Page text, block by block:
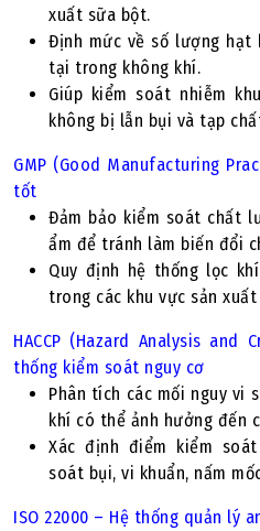
xuất sữa bột.
Định mức về số lượng hạt
tại trong không khí.
Giúp kiểm soát nhiễm
không bị lẫn bụi và tạp
GMP (Good Manufacturing
tốt
Đảm bảo kiểm soát chất
ẩm để tránh làm biến đổi
Quy định hệ thống lọc khí
trong các khu vực sản
HACCP (Hazard Analysis
thống kiểm soát nguy cơ
Phân tích các mối nguy vi
khí có thể ảnh hưởng đến
Xác định điểm kiểm
soát bụi, vi khuẩn, nấm
ISO 22000 – Hệ thống quản lý